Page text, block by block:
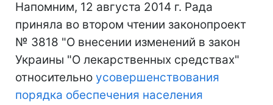
Напомним, 12 августа 2014 г. Рада
приняла во втором чтении законопроект
№ 3818 "О внесении изменений в закон
Украины "О лекарственных средствах"
относительно усовершенствования
порядка обеспечения населения